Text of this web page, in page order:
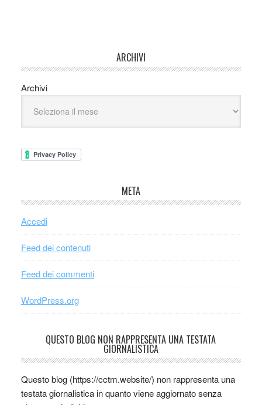
ARCHIVI
Archivi
META
Accedi
Feed dei contenuti
Feed dei commenti
WordPress.org
QUESTO BLOG NON RAPPRESENTA UNA TESTATA
GIORNALISTICA
Questo blog (https://cctm.website/) non rappresenta una
testata giornalistica in quanto viene aggiornato senza